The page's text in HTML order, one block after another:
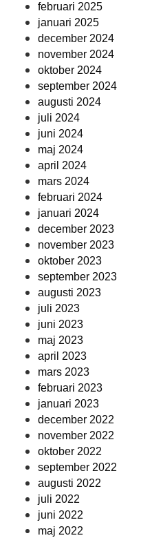
februari 2025
januari 2025
december 2024
november 2024
oktober 2024
september 2024
augusti 2024
juli 2024
juni 2024
maj 2024
april 2024
mars 2024
februari 2024
januari 2024
december 2023
november 2023
oktober 2023
september 2023
augusti 2023
juli 2023
juni 2023
maj 2023
april 2023
mars 2023
februari 2023
januari 2023
december 2022
november 2022
oktober 2022
september 2022
augusti 2022
juli 2022
juni 2022
maj 2022